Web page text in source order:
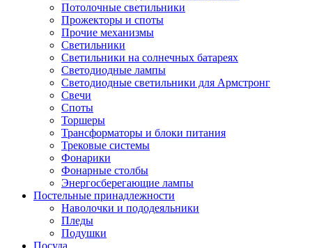
Потолочные светильники
Прожекторы и споты
Прочие механизмы
Светильники
Светильники на солнечных батареях
Светодиодные лампы
Светодиодные светильники для Армстронг
Свечи
Споты
Торшеры
Трансформаторы и блоки питания
Трековые системы
Фонарики
Фонарные столбы
Энергосберегающие лампы
Постельные принадлежности
Наволочки и пододеяльники
Пледы
Подушки
Посуда